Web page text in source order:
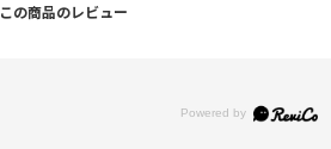
この商品のレビュー